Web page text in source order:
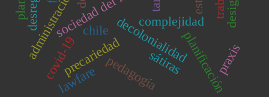
decolonialidad
complejidad
precariedad
administración
planificación
pedagogía praxis
covid-19
chile
sátiras
lawfare